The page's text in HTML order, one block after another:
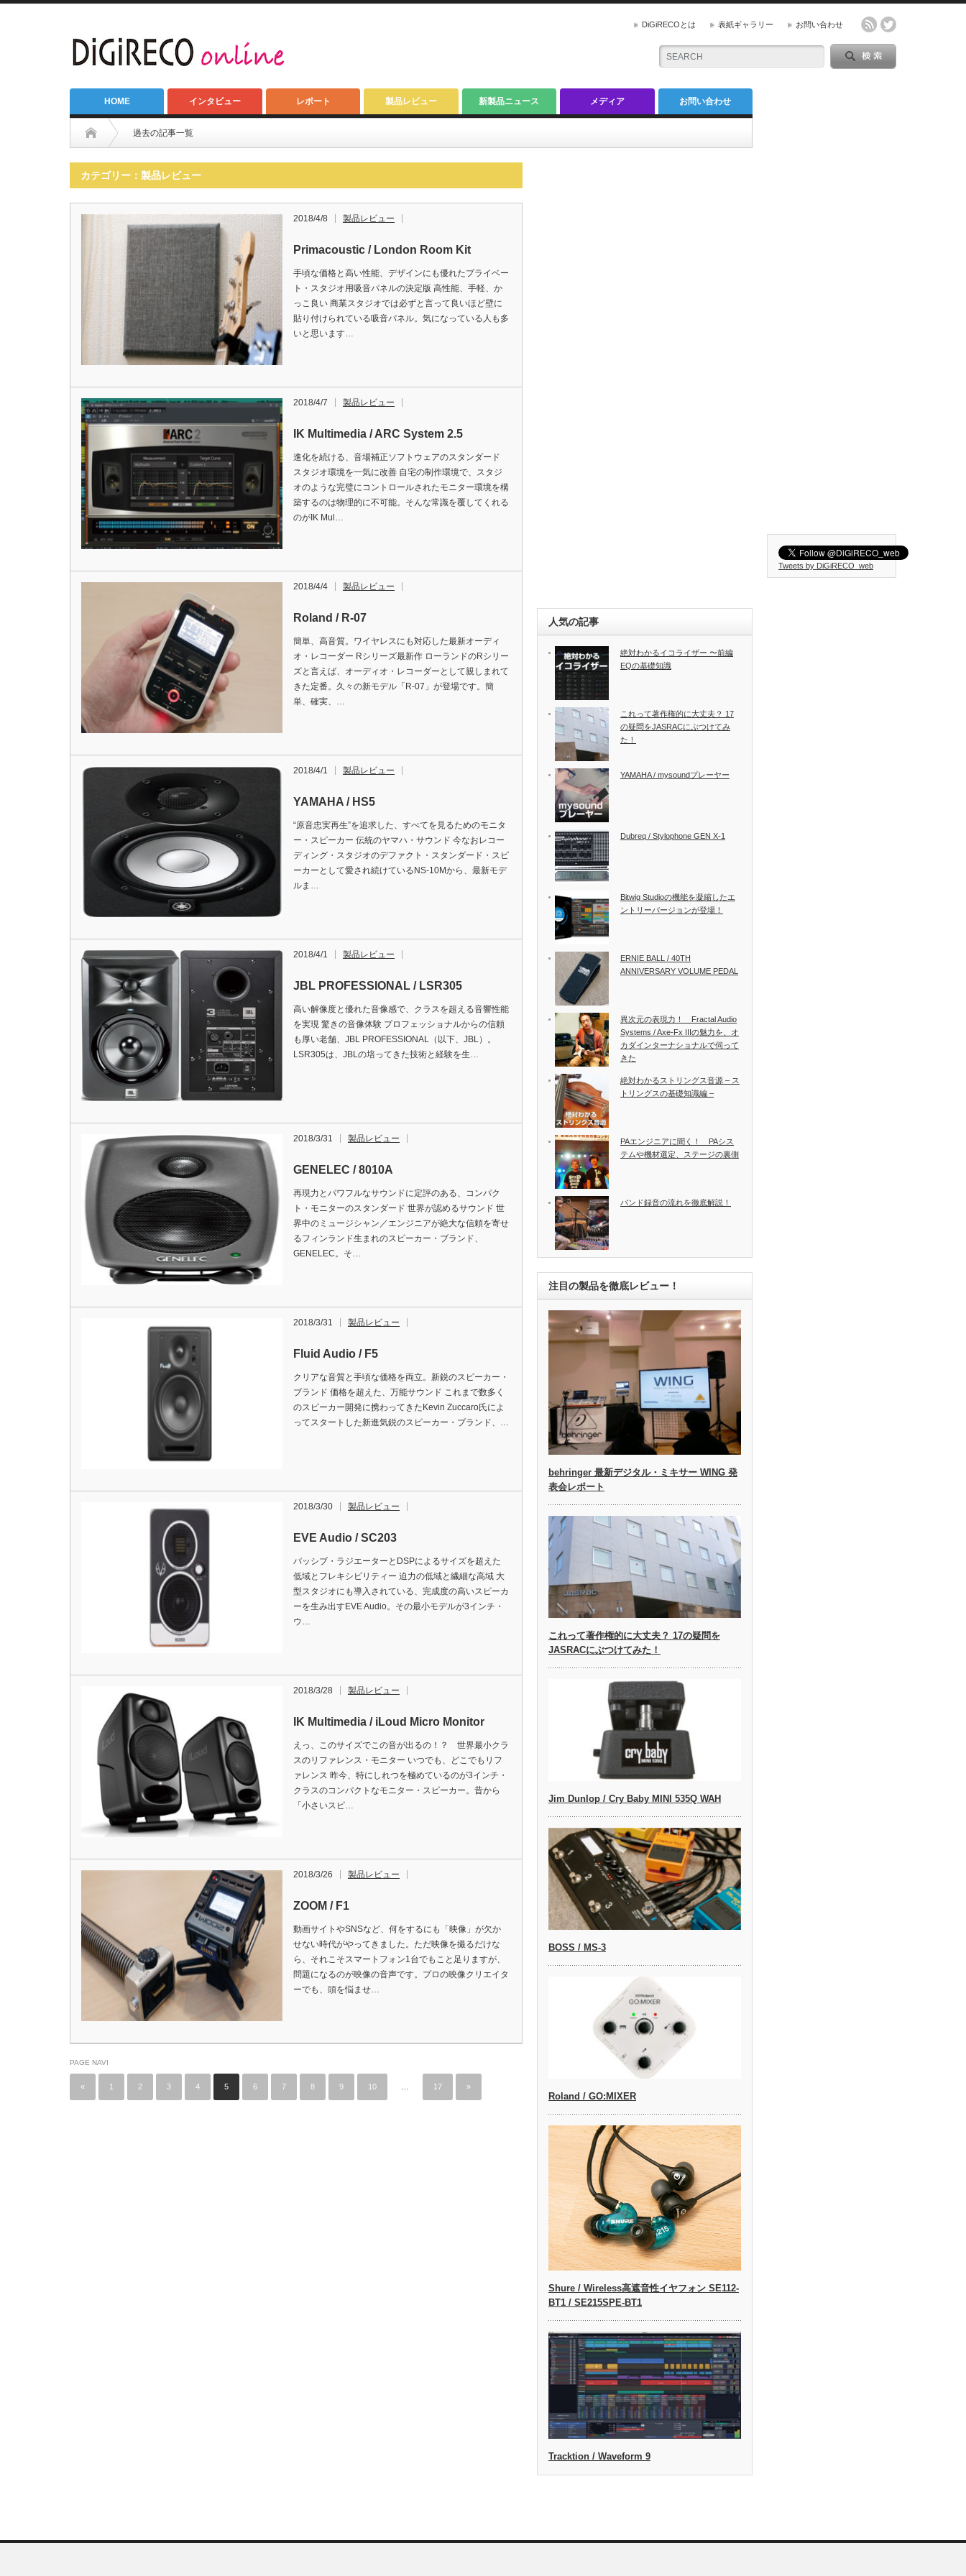
DiGiRECOとは 表紙ギャラリー お問い合わせ
HOME インタビュー レポート 製品レビュー 新製品ニュース メディア お問い合わせ
過去の記事一覧
カテゴリー：製品レビュー
2018/4/8 製品レビュー
Primacoustic / London Room Kit
手頃な価格と高い性能、デザインにも優れたプライベー
ト・スタジオ用吸音パネルの決定版 高性能、手軽、か
っこ良い 商業スタジオでは必ずと言って良いほど壁に
貼り付けられている吸音パネル。気になっている人も多
いと思います…
2018/4/7 製品レビュー
IK Multimedia / ARC System 2.5
進化を続ける、音場補正ソフトウェアのスタンダード
スタジオ環境を一気に改善 自宅の制作環境で、スタジ
オのような完璧にコントロールされたモニター環境を構
築するのは物理的に不可能。そんな常識を覆してくれる
のがIK Mul…
2018/4/4 製品レビュー
Roland / R-07
簡単、高音質。ワイヤレスにも対応した最新オーディ
オ・レコーダー Rシリーズ最新作 ローランドのRシリー
ズと言えば、オーディオ・レコーダーとして親しまれて
きた定番。久々の新モデル「R-07」が登場です。簡
単、確実、…
2018/4/1 製品レビュー
YAMAHA / HS5
“原音忠実再生”を追求した、すべてを見るためのモニタ
ー・スピーカー 伝統のヤマハ・サウンド 今なおレコー
ディング・スタジオのデファクト・スタンダード・スピ
ーカーとして愛され続けているNS-10Mから、最新モデ
ルま…
2018/4/1 製品レビュー
JBL PROFESSIONAL / LSR305
高い解像度と優れた音像感で、クラスを超える音響性能
を実現 驚きの音像体験 プロフェッショナルからの信頼
も厚い老舗、JBL PROFESSIONAL（以下、JBL）。
LSR305は、JBLの培ってきた技術と経験を生…
2018/3/31 製品レビュー
GENELEC / 8010A
再現力とパワフルなサウンドに定評のある、コンパク
ト・モニターのスタンダード 世界が認めるサウンド 世
界中のミュージシャン／エンジニアが絶大な信頼を寄せ
るフィンランド生まれのスピーカー・ブランド、
GENELEC。そ…
2018/3/31 製品レビュー
Fluid Audio / F5
クリアな音質と手頃な価格を両立。新鋭のスピーカー・
ブランド 価格を超えた、万能サウンド これまで数多く
のスピーカー開発に携わってきたKevin Zuccaro氏によ
ってスタートした新進気鋭のスピーカー・ブランド、…
2018/3/30 製品レビュー
EVE Audio / SC203
パッシブ・ラジエーターとDSPによるサイズを超えた
低域とフレキシビリティー 迫力の低域と繊細な高域 大
型スタジオにも導入されている、完成度の高いスピーカ
ーを生み出すEVE Audio。その最小モデルが3インチ・
ウ…
2018/3/28 製品レビュー
IK Multimedia / iLoud Micro Monitor
えっ、このサイズでこの音が出るの！？ 世界最小クラ
スのリファレンス・モニター いつでも、どこでもリフ
ァレンス 昨今、特にしれつを極めているのが3インチ・
クラスのコンパクトなモニター・スピーカー。昔から
「小さいスピ…
2018/3/26 製品レビュー
ZOOM / F1
動画サイトやSNSなど、何をするにも「映像」が欠か
せない時代がやってきました。ただ映像を撮るだけな
ら、それこそスマートフォン1台でもこと足りますが、
問題になるのが映像の音声です。プロの映像クリエイタ
ーでも、頭を悩ませ…
PAGE NAVI
« 1 2 3 4 5 6 7 8 9 10 17 »
人気の記事
絶対わかるイコライザー 〜前編
EQの基礎知識
これって著作権的に大丈夫？ 17
の疑問をJASRACにぶつけてみ
た！
YAMAHA / mysoundプレーヤー
Dubreq / Stylophone GEN X-1
Bitwig Studioの機能を凝縮したエ
ントリーバージョンが登場！
ERNIE BALL / 40TH
ANNIVERSARY VOLUME PEDAL
異次元の表現力！ Fractal Audio
Systems / Axe-Fx IIIの魅力を、オ
カダインターナショナルで伺って
きた
絶対わかるストリングス音源 – ス
トリングスの基礎知識編 –
PAエンジニアに聞く！ PAシス
テムや機材選定、ステージの裏側
バンド録音の流れを徹底解説！
注目の製品を徹底レビュー！
behringer 最新デジタル・ミキサー WING 発
表会レポート
これって著作権的に大丈夫？ 17の疑問を
JASRACにぶつけてみた！
Jim Dunlop / Cry Baby MINI 535Q WAH
BOSS / MS-3
Roland / GO:MIXER
Shure / Wireless高遮音性イヤフォン SE112-
BT1 / SE215SPE-BT1
Tracktion / Waveform 9
Tweets by DiGiRECO_web